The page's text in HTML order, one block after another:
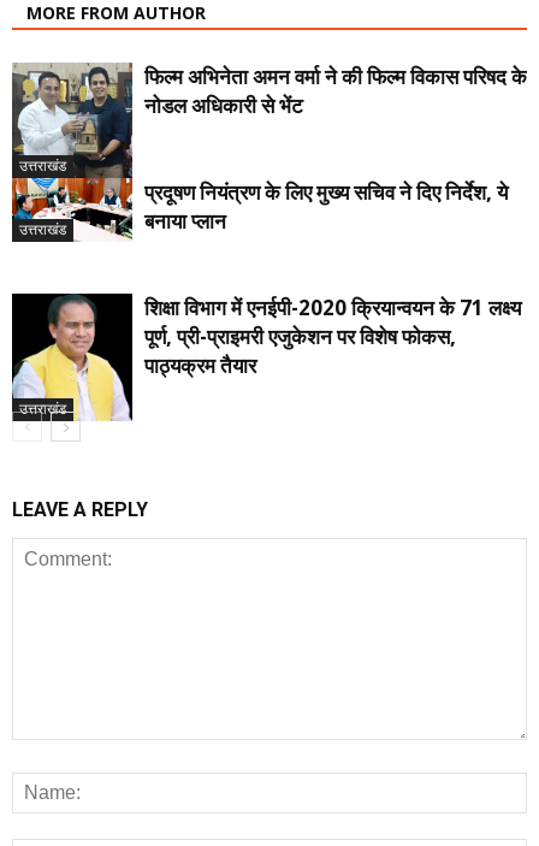
MORE FROM AUTHOR
उत्तराखंड
फिल्म अभिनेता अमन वर्मा ने की फिल्म विकास परिषद के
नोडल अधिकारी से भेंट
उत्तराखंड
प्रदूषण नियंत्रण के लिए मुख्य सचिव ने दिए निर्देश, ये
बनाया प्लान
उत्तराखंड
शिक्षा विभाग में एनईपी-2020 क्रियान्वयन के 71 लक्ष्य
पूर्ण, प्री-प्राइमरी एजुकेशन पर विशेष फोकस,
पाठ्यक्रम तैयार
LEAVE A REPLY